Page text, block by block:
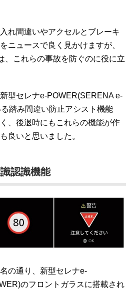
れ間違いやアクセルとブレーキ
ニュースで良く見かけますが、
、これらの事故を防ぐのに役に立
型セレナe-POWER(SERENA e-
踏み間違い防止アシスト機能
、後退時にもこれらの機能が作
良いと思いました。
認識機能
の通り、新型セレナe-
のフロントガラスに搭載され